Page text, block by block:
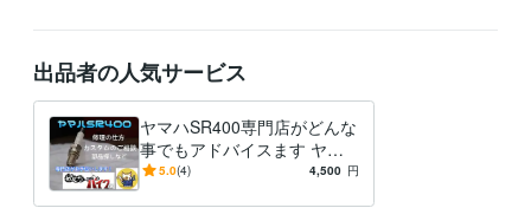
資格・検定
ガソリン2級自動車整備士 取得年 : 1983年
普通自動車運転免許 取得年 : 1981年
普通自動二輪免許 取得年 : 1982年
中型自動車第一種運転免許 取得年 : 1980年
二級自動車整備士（ガソリン・ジーゼル・シャシ・二輪）
981年
出品者の人気サービス
ヤマハSR400専門店がどんな
事でもアドバイスます ヤマ
ハSR400専門店が全面アドバ
5.0(4) 4,500 円